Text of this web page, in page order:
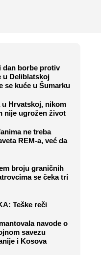
dan borbe protiv
u Deliblatskoj
se kuće u Šumarku
u Hrvatskoj, nikom
nije ugrožen život
ne treba
REM-a, već da
broju graničnih
se čeka tri
Teške reči
navode o
savezu
i Kosova